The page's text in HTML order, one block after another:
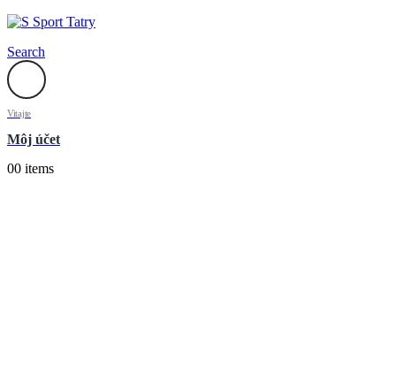
Search
Vitajte
Môj účet
00 items